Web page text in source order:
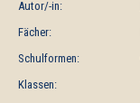
Autor/-in:
Fächer:
Schulformen:
Klassen: